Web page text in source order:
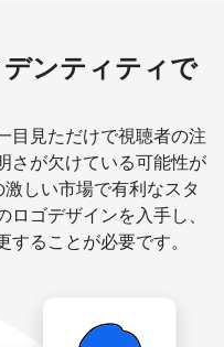
ンティティで
目見ただけで視聴者の注
さが欠けている可能性が
しい市場で有利なスタ
ゴデザインを入手し、
することが必要です。